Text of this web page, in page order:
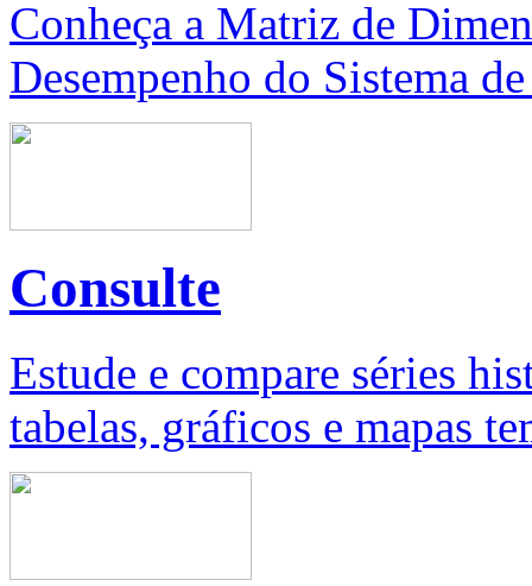
Conheça a Matriz de
Desempenho do Sistema
Consulte
Estude e compare séries
tabelas, gráficos e mapas